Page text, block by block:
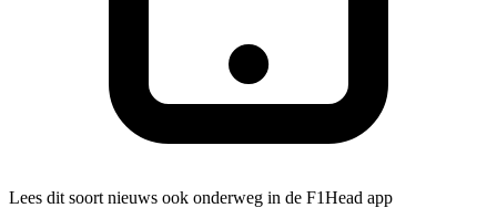
Lees dit soort nieuws ook onderweg in de F1Head app